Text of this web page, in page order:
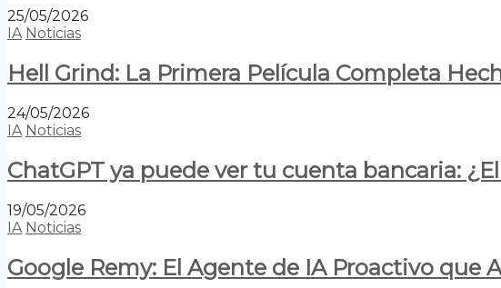
25/05/2026
IA Noticias
Hell Grind: La Primera Película Completa
24/05/2026
IA Noticias
ChatGPT ya puede ver tu cuenta bancaria:
19/05/2026
IA Noticias
Google Remy: El Agente de IA Proactivo que